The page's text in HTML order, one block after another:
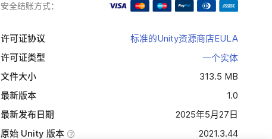
安全结账方式：
许可证协议
标准的Unity资源商店EULA
许可证类型
一个实体
文件大小
313.5 MB
最新版本
1.0
最新发布日期
2025年5月27日
原始 Unity 版本
2021.3.44